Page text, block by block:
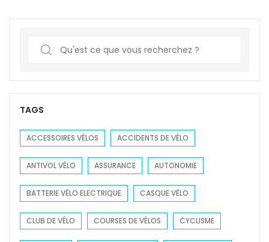
r
c
f
r
:
TAGS
ACCESSOIRES VÉLOS ACCIDENTS DE VÉLO
ANTIVOL VÉLO ASSURANCE AUTONOMIE
BATTERIE VÉLO ELECTRIQUE CASQUE VÉLO
CLUB DE VÉLO COURSES DE VÉLOS CYCLISME